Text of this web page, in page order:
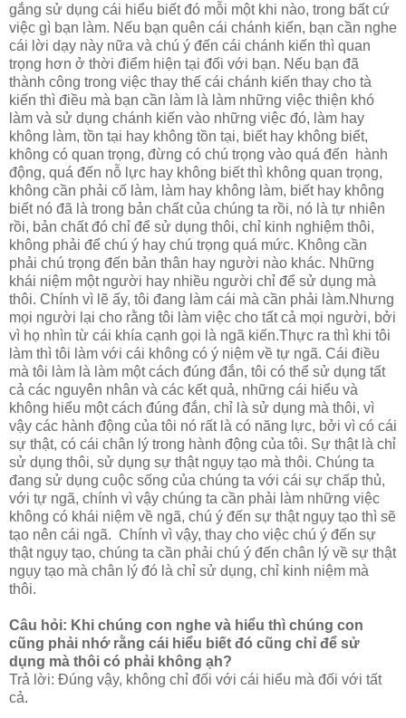
gắng sử dụng cái hiểu biết đó mỗi một khi nào, trong bất cứ
việc gì bạn làm. Nếu bạn quên cái chánh kiến, bạn cần nghe
cái lời dạy này nữa và chú ý đến cái chánh kiến thì quan
trọng hơn ở thời điểm hiện tại đối với bạn. Nếu bạn đã
thành công trong việc thay thế cái chánh kiến thay cho tà
kiến thì điều mà bạn cần làm là làm những việc thiện khó
làm và sử dụng chánh kiến vào những việc đó, làm hay
không làm, tồn tại hay không tồn tại, biết hay không biết,
không có quan trọng, đừng có chú trọng vào quá đến hành
động, quá đến nỗ lực hay không biết thì không quan trọng,
không cần phải cố làm, làm hay không làm, biết hay không
biết nó đã là trong bản chất của chúng ta rồi, nó là tự nhiên
rồi, bản chất đó chỉ để sử dụng thôi, chỉ kinh nghiệm thôi,
không phải để chú ý hay chú trọng quá mức. Không cần
phải chú trọng đến bản thân hay người nào khác. Những
khái niệm một người hay nhiều người chỉ để sử dụng mà
thôi. Chính vì lẽ ấy, tôi đang làm cái mà cần phải làm.Nhưng
mọi người lại cho rằng tôi làm việc cho tất cả mọi người, bởi
vì họ nhìn từ cái khía cạnh gọi là ngã kiến.Thực ra thì khi tôi
làm thì tôi làm với cái không có ý niệm về tự ngã. Cái điều
mà tôi làm là làm một cách đúng đắn, tôi có thể sử dụng tất
cả các nguyên nhân và các kết quả, những cái hiểu và
không hiểu một cách đúng đắn, chỉ là sử dụng mà thôi, vì
vậy các hành động của tôi nó rất là có năng lực, bởi vì có cái
sự thật, có cái chân lý trong hành động của tôi. Sự thật là chỉ
sử dụng thôi, sử dụng sự thật ngụy tạo mà thôi. Chúng ta
đang sử dụng cuộc sống của chúng ta với cái sự chấp thủ,
với tự ngã, chính vì vậy chúng ta cần phải làm những việc
không có khái niệm về ngã, chú ý đến sự thật ngụy tạo thì sẽ
tạo nên cái ngã. Chính vì vậy, thay cho việc chú ý đến sự
thật ngụy tạo, chúng ta cần phải chú ý đến chân lý về sự thật
ngụy tạo mà chân lý đó là chỉ sử dụng, chỉ kinh niệm mà
thôi.
Câu hỏi: Khi chúng con nghe và hiểu thì chúng con
cũng phải nhớ rằng cái hiểu biết đó cũng chỉ để sử
dụng mà thôi có phải không ạh?
Trả lời: Đúng vậy, không chỉ đối với cái hiểu mà đối với tất
cả.